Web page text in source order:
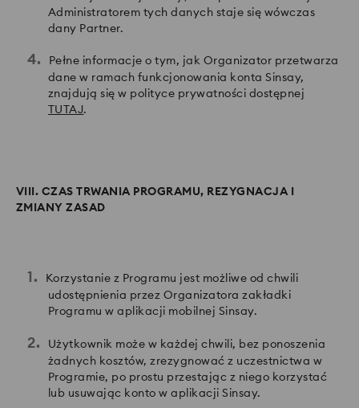
Administratorem tych danych staje się wówczas
dany Partner.
Pełne informacje o tym, jak Organizator przetwarza
dane w ramach funkcjonowania konta Sinsay,
znajdują się w polityce prywatności dostępnej
TUTAJ.
VIII. CZAS TRWANIA PROGRAMU, REZYGNACJA I
ZMIANY ZASAD
Korzystanie z Programu jest możliwe od chwili
udostępnienia przez Organizatora zakładki
Programu w aplikacji mobilnej Sinsay.
Użytkownik może w każdej chwili, bez ponoszenia
żadnych kosztów, zrezygnować z uczestnictwa w
Programie, po prostu przestając z niego korzystać
lub usuwając konto w aplikacji Sinsay.